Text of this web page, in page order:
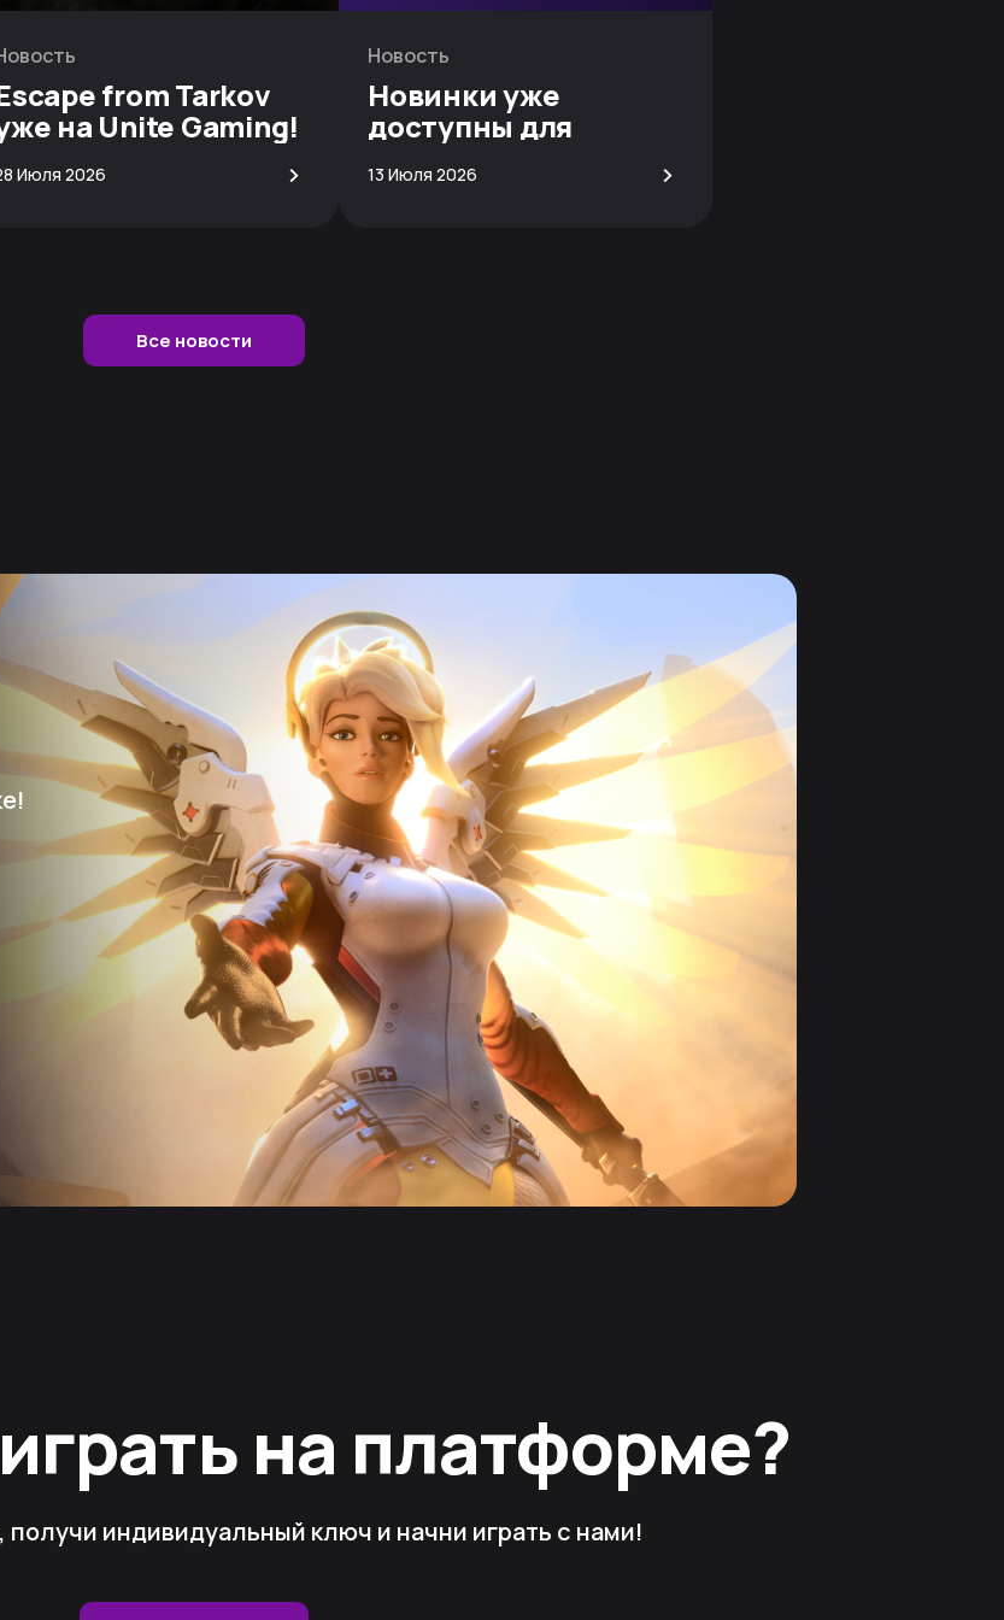
from Tarkov
на Unite Gaming!
Июля 2026 >
Новость
Новинки уже
доступны для
скачивания!
13 Июля 2026 >
Все новости
на платформе?
индивидуальный ключ и начни играть с нами!